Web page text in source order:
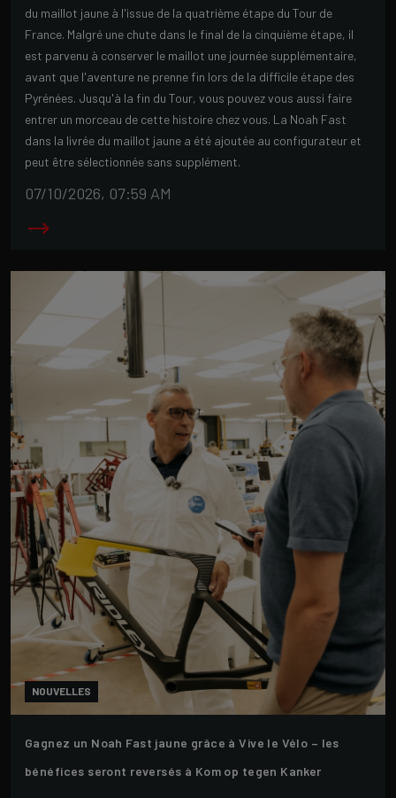
du maillot jaune à l'issue de la quatrième étape du Tour de
France. Malgré une chute dans le final de la cinquième étape, il
est parvenu à conserver le maillot une journée supplémentaire,
avant que l'aventure ne prenne fin lors de la difficile étape des
Pyrénées. Jusqu'à la fin du Tour, vous pouvez vous aussi faire
entrer un morceau de cette histoire chez vous. La Noah Fast
dans la livrée du maillot jaune a été ajoutée au configurateur et
peut être sélectionnée sans supplément.
07/10/2026, 07:59 AM
NOUVELLES
Gagnez un Noah Fast jaune grâce à Vive le Vélo – les
bénéfices seront reversés à Kom op tegen Kanker